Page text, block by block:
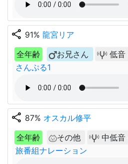
share 91% 龍宮リア
全年齢
お兄さん 低音
さんぷる1
share 87% オスカル修平
全年齢
その他 中低音
旅番組ナレーション